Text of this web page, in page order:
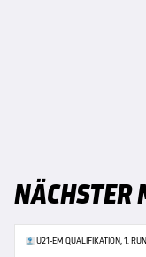
NÄCHSTER
U21-EM QUALIFIKATION, 1.